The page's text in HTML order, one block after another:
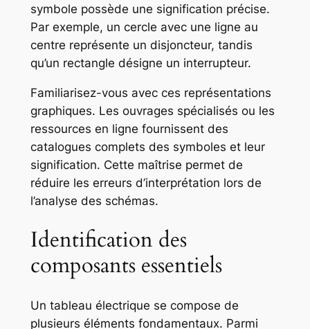
symbole possède une signification précise.
Par exemple, un cercle avec une ligne au
centre représente un disjoncteur, tandis
qu’un rectangle désigne un interrupteur.
Familiarisez-vous avec ces représentations
graphiques. Les ouvrages spécialisés ou les
ressources en ligne fournissent des
catalogues complets des symboles et leur
signification. Cette maîtrise permet de
réduire les erreurs d’interprétation lors de
l’analyse des schémas.
Identification des
composants essentiels
Un tableau électrique se compose de
plusieurs éléments fondamentaux. Parmi